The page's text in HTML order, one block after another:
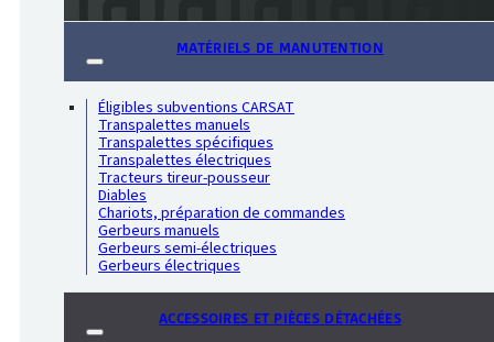
MATÉRIELS DE MANUTENTION
Éligibles subventions CARSAT
Transpalettes manuels
Transpalettes spécifiques
Transpalettes électriques
Tracteurs tireur-pousseur
Diables
Chariots, préparation de commandes
Gerbeurs manuels
Gerbeurs semi-électriques
Gerbeurs électriques
ACCESSOIRES ET PIÈCES DÉTACHÉES